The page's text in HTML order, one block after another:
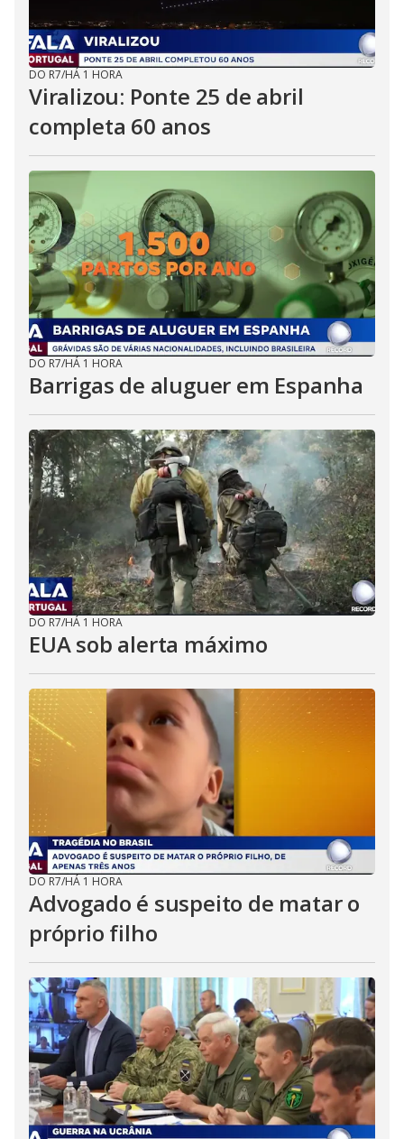
DO R7/HÁ 1 HORA
Viralizou: Ponte 25 de abril
completa 60 anos
DO R7/HÁ 1 HORA
Barrigas de aluguer em Espanha
DO R7/HÁ 1 HORA
EUA sob alerta máximo
DO R7/HÁ 1 HORA
Advogado é suspeito de matar o
próprio filho